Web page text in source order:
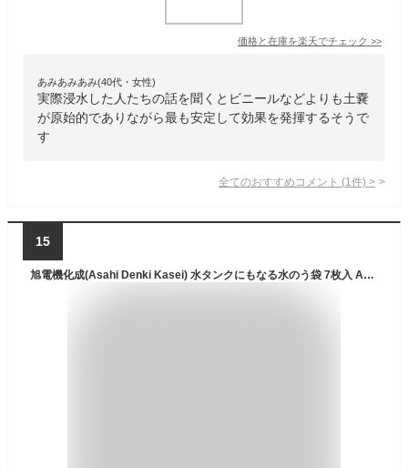
価格と在庫を楽天でチェック >>
あみあみあみ(40代・女性)
実際浸水した人たちの話を聞くとビニールなどよりも土嚢
が原始的でありながら最も安定して効果を発揮するそうで
す
全てのおすすめコメント (1 件) >
15
旭電機化成(Asahi Denki Kasei) 水タンクにもなる水のう袋 7枚入 ABO-2907 透明 30×12×高さ45cm(注水時)